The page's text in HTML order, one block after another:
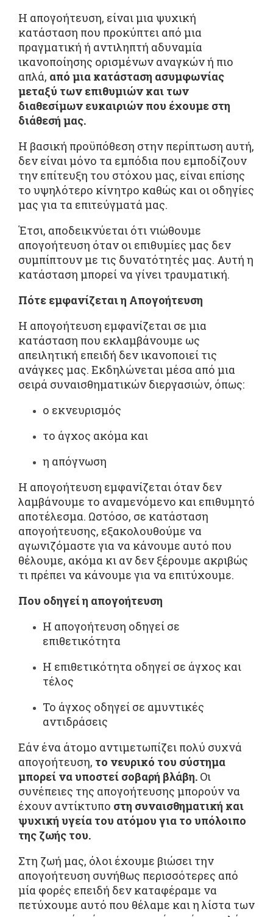
Η απογοήτευση, είναι μια ψυχική
κατάσταση που προκύπτει από μια
πραγματική ή αντιληπτή αδυναμία
ικανοποίησης ορισμένων αναγκών ή πιο
απλά, από μια κατάσταση ασυμφωνίας
μεταξύ των επιθυμιών και των
διαθεσίμων ευκαιριών που έχουμε στη
διάθεσή μας.
Η βασική προϋπόθεση στην περίπτωση αυτή,
δεν είναι μόνο τα εμπόδια που εμποδίζουν
την επίτευξη του στόχου μας, είναι επίσης
το υψηλότερο κίνητρο καθώς και οι οδηγίες
μας για τα επιτεύγματά μας.
Έτσι, αποδεικνύεται ότι νιώθουμε
απογοήτευση όταν οι επιθυμίες μας δεν
συμπίπτουν με τις δυνατότητές μας. Αυτή η
κατάσταση μπορεί να γίνει τραυματική.
Πότε εμφανίζεται η Απογοήτευση
Η απογοήτευση εμφανίζεται σε μια
κατάσταση που εκλαμβάνουμε ως
απειλητική επειδή δεν ικανοποιεί τις
ανάγκες μας. Εκδηλώνεται μέσα από μια
σειρά συναισθηματικών διεργασιών, όπως:
ο εκνευρισμός
το άγχος ακόμα και
η απόγνωση
Η απογοήτευση εμφανίζεται όταν δεν
λαμβάνουμε το αναμενόμενο και επιθυμητό
αποτέλεσμα. Ωστόσο, σε κατάσταση
απογοήτευσης, εξακολουθούμε να
αγωνιζόμαστε για να κάνουμε αυτό που
θέλουμε, ακόμα κι αν δεν ξέρουμε ακριβώς
τι πρέπει να κάνουμε για να επιτύχουμε.
Που οδηγεί η απογοήτευση
Η απογοήτευση οδηγεί σε
επιθετικότητα
Η επιθετικότητα οδηγεί σε άγχος και
τέλος
Το άγχος οδηγεί σε αμυντικές
αντιδράσεις
Εάν ένα άτομο αντιμετωπίζει πολύ συχνά
απογοήτευση, το νευρικό του σύστημα
μπορεί να υποστεί σοβαρή βλάβη. Οι
συνέπειες της απογοήτευσης μπορούν να
έχουν αντίκτυπο στη συναισθηματική και
ψυχική υγεία του ατόμου για το υπόλοιπο
της ζωής του.
Στη ζωή μας, όλοι έχουμε βιώσει την
απογοήτευση συνήθως περισσότερες από
μία φορές επειδή δεν καταφέραμε να
πετύχουμε αυτό που θέλαμε και η λίστα των